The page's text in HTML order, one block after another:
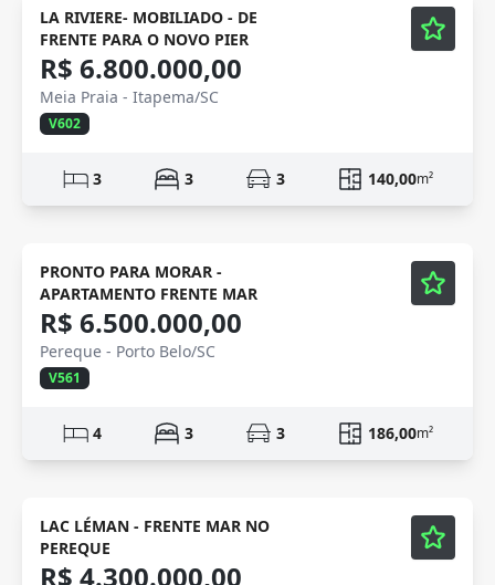
Vídeo Mobiliado
LA RIVIERE- MOBILIADO - DE
FRENTE PARA O NOVO PIER
R$ 6.800.000,00
Meia Praia - Itapema/SC
V602
3 3 3 140,00m²
Vídeo Mobiliado
PRONTO PARA MORAR -
APARTAMENTO FRENTE MAR
R$ 6.500.000,00
Pereque - Porto Belo/SC
V561
4 3 3 186,00m²
Vídeo Mobiliado
LAC LÉMAN - FRENTE MAR NO
PEREQUE
R$ 4.300.000,00